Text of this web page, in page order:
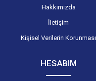
Hakkımızda
İletişim
Kişisel Verilerin Korunması
HESABIM